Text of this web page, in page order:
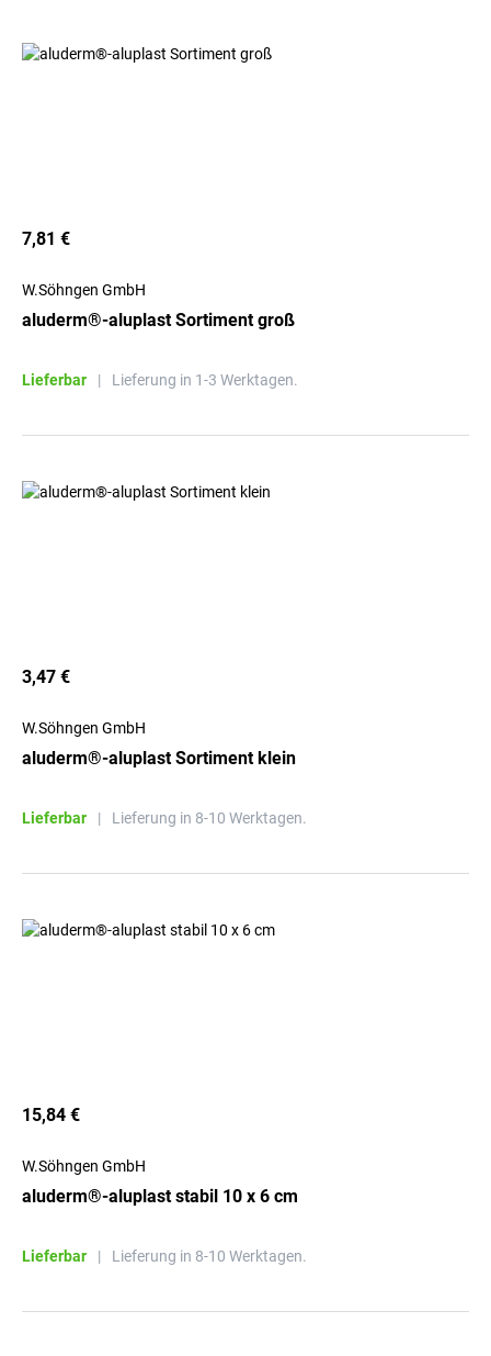
7,81 €
W.Söhngen GmbH
aluderm®-aluplast Sortiment groß
Lieferbar | Lieferung in 1-3 Werktagen.
3,47 €
W.Söhngen GmbH
aluderm®-aluplast Sortiment klein
Lieferbar | Lieferung in 8-10 Werktagen.
15,84 €
W.Söhngen GmbH
aluderm®-aluplast stabil 10 x 6 cm
Lieferbar | Lieferung in 8-10 Werktagen.